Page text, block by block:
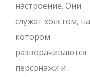
настроение. Они
служат холстом, на
котором
разворачиваются
персонажи и